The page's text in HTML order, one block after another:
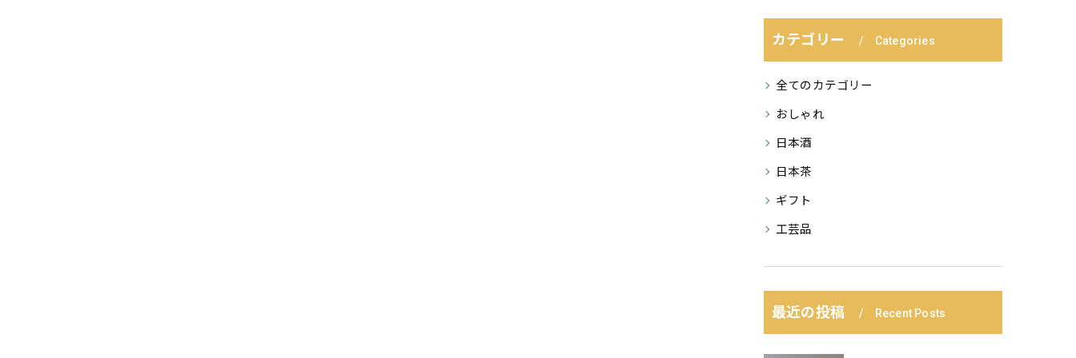
カテゴリー Categories
全てのカテゴリー
おしゃれ
日本酒
日本茶
ギフト
工芸品
最近の投稿 Recent Posts